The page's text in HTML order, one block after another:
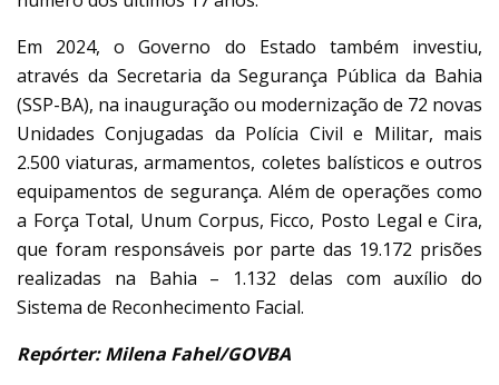
Em 2024, o Governo do Estado também investiu,
através da Secretaria da Segurança Pública da Bahia
(SSP-BA), na inauguração ou modernização de 72 novas
Unidades Conjugadas da Polícia Civil e Militar, mais
2.500 viaturas, armamentos, coletes balísticos e outros
equipamentos de segurança. Além de operações como
a Força Total, Unum Corpus, Ficco, Posto Legal e Cira,
que foram responsáveis por parte das 19.172 prisões
realizadas na Bahia – 1.132 delas com auxílio do
Sistema de Reconhecimento Facial.
Repórter: Milena Fahel/GOVBA